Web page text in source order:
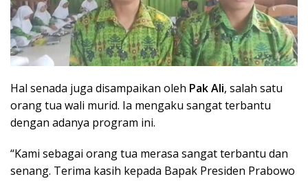
Hal senada juga disampaikan oleh Pak Ali, salah satu
orang tua wali murid. Ia mengaku sangat terbantu
dengan adanya program ini.
“Kami sebagai orang tua merasa sangat terbantu dan
senang. Terima kasih kepada Bapak Presiden Prabowo